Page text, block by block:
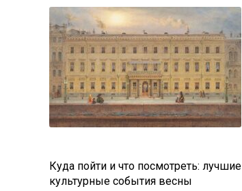
Куда пойти и что посмотреть: лучшие
культурные события весны